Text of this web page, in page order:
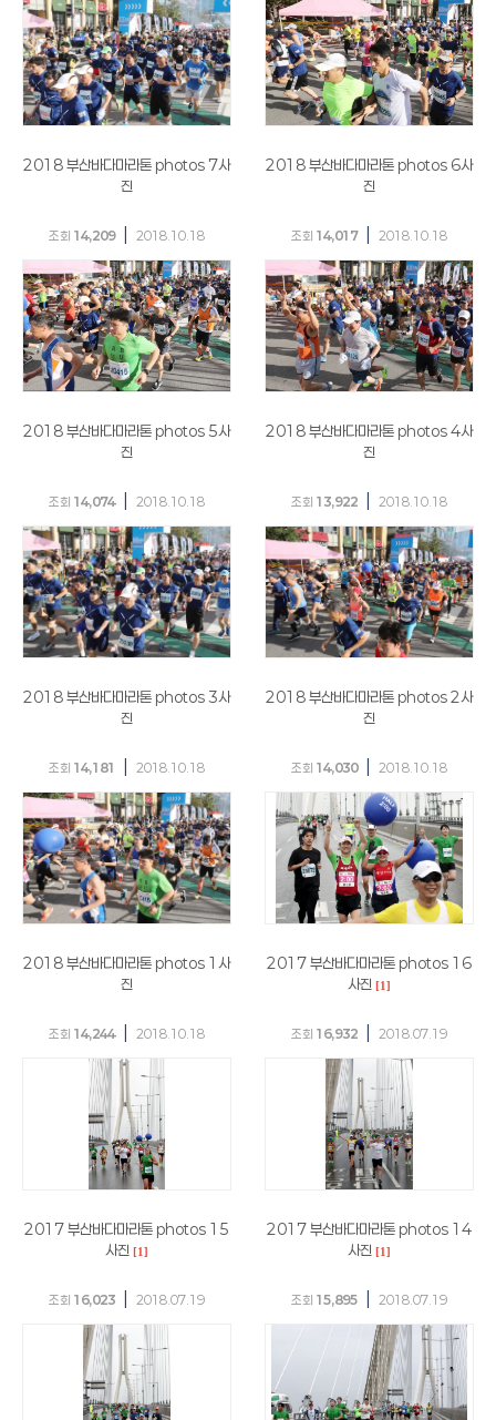
2018 부산바다마라톤 photos 7사
진
조회 14,209 2018.10.18
2018 부산바다마라톤 photos 6사
진
조회 14,017 2018.10.18
2018 부산바다마라톤 photos 5사
진
조회 14,074 2018.10.18
2018 부산바다마라톤 photos 4사
진
조회 13,922 2018.10.18
2018 부산바다마라톤 photos 3사
진
조회 14,181 2018.10.18
2018 부산바다마라톤 photos 2사
진
조회 14,030 2018.10.18
2018 부산바다마라톤 photos 1사
진
조회 14,244 2018.10.18
2017 부산바다마라톤 photos 16
사진 [1]
조회 16,932 2018.07.19
2017 부산바다마라톤 photos 15
사진 [1]
조회 16,023 2018.07.19
2017 부산바다마라톤 photos 14
사진 [1]
조회 15,895 2018.07.19